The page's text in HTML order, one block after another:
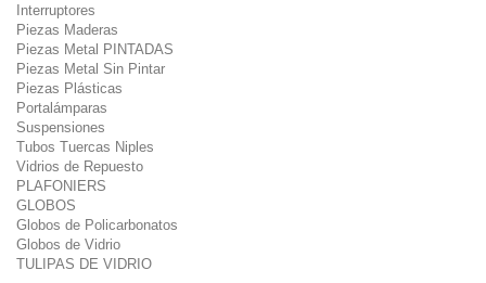
Interruptores
Piezas Maderas
Piezas Metal PINTADAS
Piezas Metal Sin Pintar
Piezas Plásticas
Portalámparas
Suspensiones
Tubos Tuercas Niples
Vidrios de Repuesto
PLAFONIERS
GLOBOS
Globos de Policarbonatos
Globos de Vidrio
TULIPAS DE VIDRIO